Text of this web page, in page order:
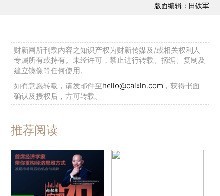
版面编辑：田铁军
财新网所刊载内容之知识产权为财新传媒及/或相关权利人
专属所有或持有。未经许可，禁止进行转载、摘编、复制及
建立镜像等任何使用。
如有意愿转载，请发邮件至hello@caixin.com ，获得书面
确认及授权后，方可转载。
推荐阅读